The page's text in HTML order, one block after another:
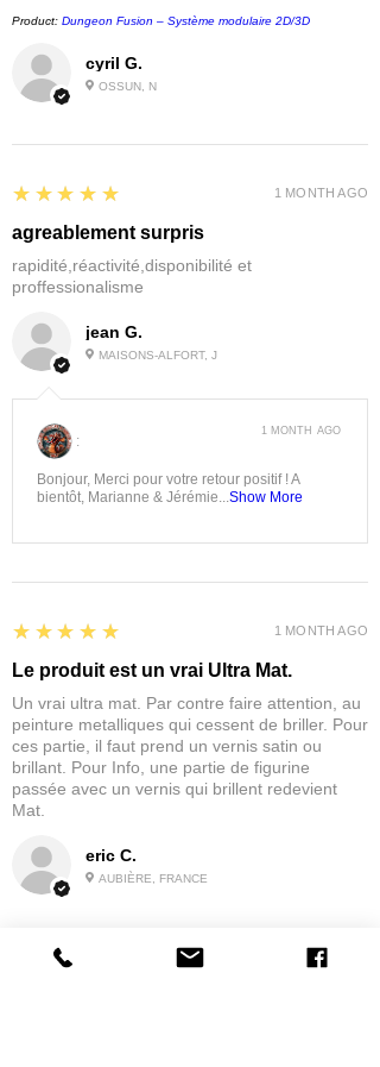
cyril G.
OSSUN, N
Product: Dungeon Fusion – Système modulaire 2D/3D
jean G.
MAISONS-ALFORT, J
5
★★★★★
agreablement surpris
rapidité,réactivité,disponibilité et
proffessionalisme
1 MONTH AGO
:
Bonjour, Merci pour votre retour positif ! A
bientôt, Marianne & Jérémie...Show More
1 MONTH AGO
eric C.
AUBIÈRE, FRANCE
5
★★★★★
Le produit est un vrai Ultra Mat.
Un vrai ultra mat. Par contre faire attention, au
peinture metalliques qui cessent de briller. Pour
ces partie, il faut prend un vernis satin ou
brillant. Pour Info, une partie de figurine
passée avec un vernis qui brillent redevient
Mat.
1 MONTH AGO